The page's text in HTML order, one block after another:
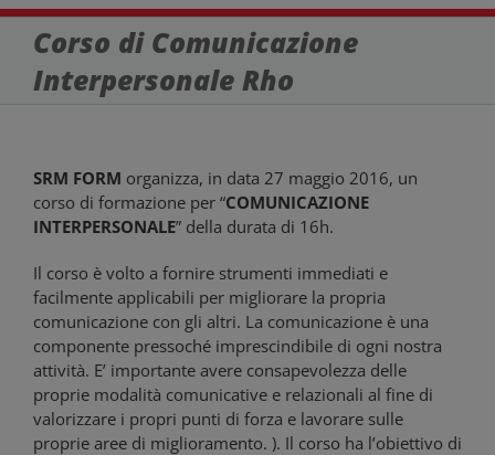
Corso di Comunicazione
Interpersonale Rho
SRM FORM organizza, in data 27 maggio 2016, un
corso di formazione per “COMUNICAZIONE
INTERPERSONALE” della durata di 16h.
Il corso è volto a fornire strumenti immediati e
facilmente applicabili per migliorare la propria
comunicazione con gli altri. La comunicazione è una
componente pressoché imprescindibile di ogni nostra
attività. E’ importante avere consapevolezza delle
proprie modalità comunicative e relazionali al fine di
valorizzare i propri punti di forza e lavorare sulle
proprie aree di miglioramento. ). Il corso ha l’obiettivo di